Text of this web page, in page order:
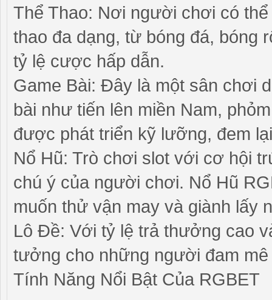
Thể Thao: Nơi người chơi có
thao đa dạng, từ bóng đá, bóng
tỷ lệ cược hấp dẫn.
Game Bài: Đây là một sân chơi
bài như tiến lên miền Nam,
được phát triển kỹ lưỡng, đem
Nổ Hũ: Trò chơi slot với cơ hội
chú ý của người chơi. Nổ Hũ
muốn thử vận may và giành lấy
Lô Đề: Với tỷ lệ trả thưởng cao
tưởng cho những người đam mê
Tính Năng Nổi Bật Của RGBET